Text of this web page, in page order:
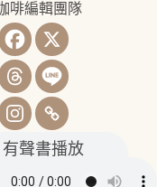
啡編輯團隊
有聲書播放